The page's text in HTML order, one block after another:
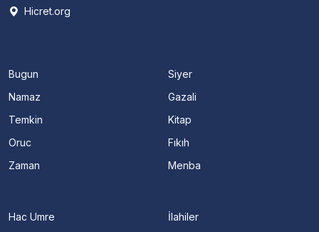
Hicret.org
Bugun
Namaz
Temkin
Oruc
Zaman
Siyer
Gazali
Kitap
Fıkıh
Menba
Hac Umre
İlahiler